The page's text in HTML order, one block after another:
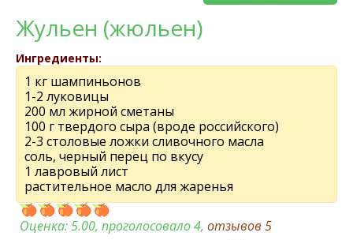
Жульен (жюльен)
Ингредиенты:
1 кг шампиньонов
1-2 луковицы
200 мл жирной сметаны
100 г твердого сыра (вроде российского)
2-3 столовые ложки сливочного масла
соль, черный перец по вкусу
1 лавровый лист
растительное масло для жаренья
Оценка:5.00, проголосовало 4, отзывов 5